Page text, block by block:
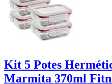
Kit 5 Potes
Marmita 370ml